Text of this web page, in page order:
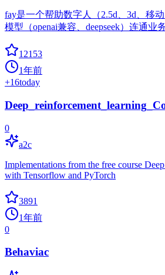
fay是一个帮助数字人（2.5d、3d、移
模型（openai兼容、deepseek）连通业
12153
1年前
+16today
0
a2c
Implementations from the free course
with Tensorflow and PyTorch
3891
1年前
0
Behaviac